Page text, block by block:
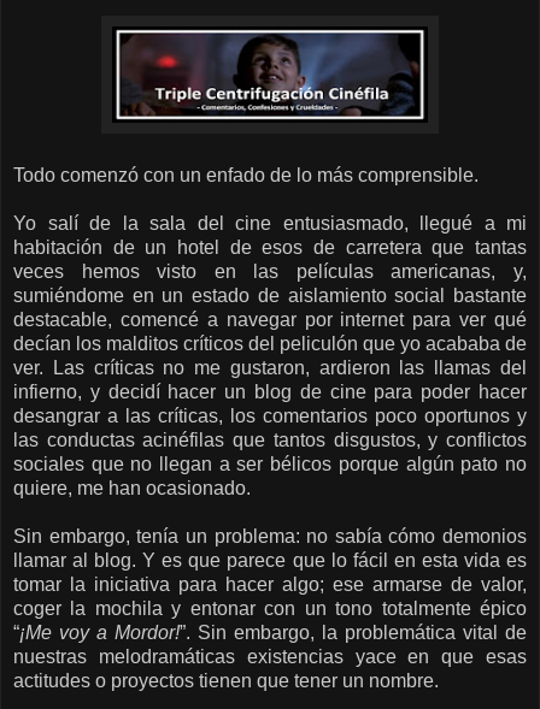
Todo comenzó con un enfado de lo más comprensible.
Yo salí de la sala del cine entusiasmado, llegué a mi
habitación de un hotel de esos de carretera que tantas
veces hemos visto en las películas americanas, y,
sumiéndome en un estado de aislamiento social bastante
destacable, comencé a navegar por internet para ver qué
decían los malditos críticos del peliculón que yo acababa de
ver. Las críticas no me gustaron, ardieron las llamas del
infierno, y decidí hacer un blog de cine para poder hacer
desangrar a las críticas, los comentarios poco oportunos y
las conductas acinéfilas que tantos disgustos, y conflictos
sociales que no llegan a ser bélicos porque algún pato no
quiere, me han ocasionado.
Sin embargo, tenía un problema: no sabía cómo demonios
llamar al blog. Y es que parece que lo fácil en esta vida es
tomar la iniciativa para hacer algo; ese armarse de valor,
coger la mochila y entonar con un tono totalmente épico
“¡Me voy a Mordor!”. Sin embargo, la problemática vital de
nuestras melodramáticas existencias yace en que esas
actitudes o proyectos tienen que tener un nombre.